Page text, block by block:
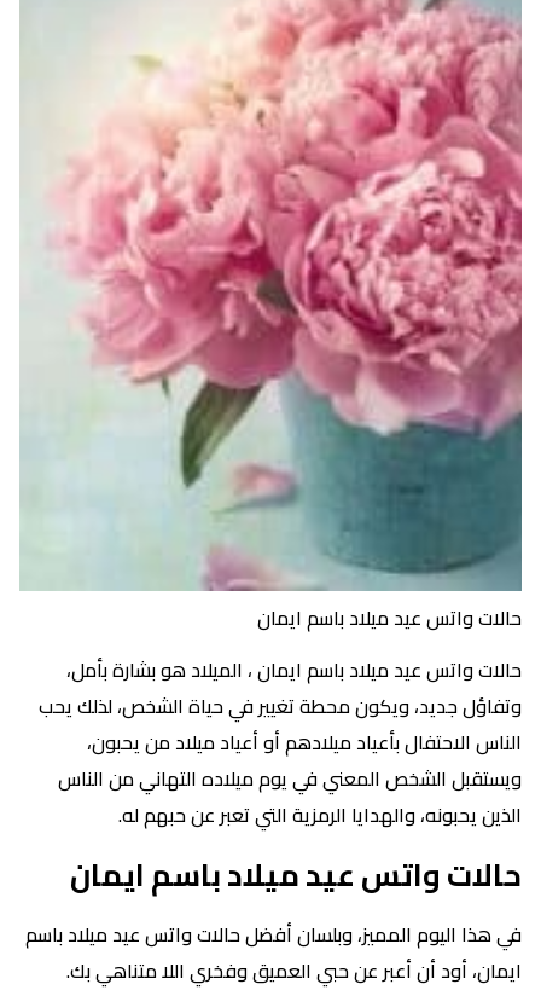
حالات واتس عيد ميلاد باسم ايمان
حالات واتس عيد ميلاد باسم ايمان ، الميلاد هو بشارة بأمل،
وتفاؤل جديد، ويكون محطة تغيير في حياة الشخص، لذلك يحب
الناس الاحتفال بأعياد ميلادهم أو أعياد ميلاد من يحبون،
ويستقبل الشخص المعني في يوم ميلاده التهاني من الناس
الذين يحبونه، والهدايا الرمزية التي تعبر عن حبهم له.
حالات واتس عيد ميلاد باسم ايمان
في هذا اليوم المميز، وبلسان أفضل حالات واتس عيد ميلاد باسم
ايمان، أود أن أعبر عن حبي العميق وفخري اللا متناهي بك.